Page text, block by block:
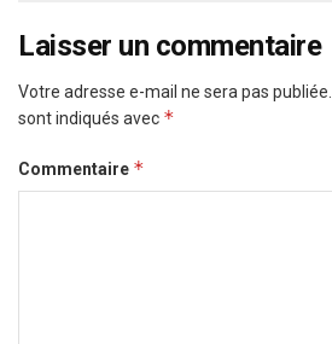
Laisser un commentaire
Votre adresse e-mail ne sera pas publiée.
sont indiqués avec *
Commentaire *